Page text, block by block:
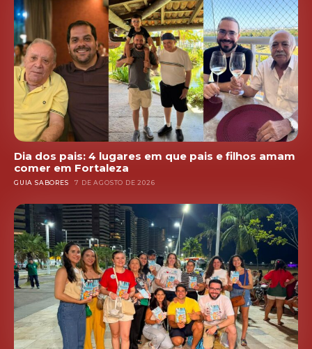
Dia dos pais: 4 lugares em que pais e filhos amam
comer em Fortaleza
GUIA SABORES 7 DE AGOSTO DE 2026